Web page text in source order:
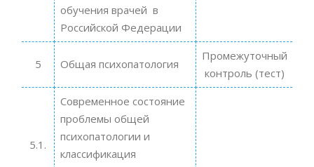
обучения врачей в
Российской Федерации
5 Общая психопатология
Промежуточный
контроль (тест)
5.1.
Современное состояние
проблемы общей
психопатологии и
классификация